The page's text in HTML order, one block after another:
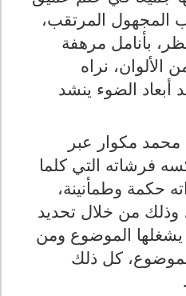
المجهول المرتقب،
بأنامل مرهفة
الألوان، نراه
أبعاد الضوء ينشد
محمد مكوار عبر
فرشاته التي كلما
حكمة وطمأنينة،
وذلك من خلال تحديد
الموضوع ومن
كل ذلك